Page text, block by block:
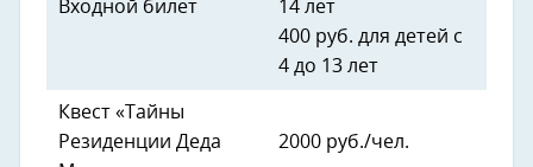
Входной билет
14 лет
400 руб. для детей с
4 до 13 лет
Квест «Тайны
Резиденции Деда
2000 руб./чел.